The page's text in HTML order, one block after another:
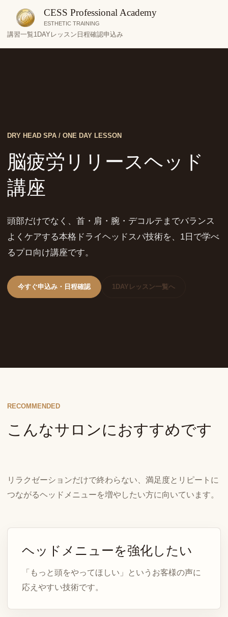
CESS Professional Academy
ESTHETIC TRAINING
講習一覧1DAYレッスン 日程確認申込み
DRY HEAD SPA / ONE DAY LESSON
脳疲労リリースヘッド
講座
頭部だけでなく、首・肩・腕・デコルテまでバランス
よくケアする本格ドライヘッドスパ技術を、1日で学べ
るプロ向け講座です。
今すぐ申込み・日程確認 1DAYレッスン一覧へ
RECOMMENDED
こんなサロンにおすすめです
リラクゼーションだけで終わらない、満足度とリピートに
つながるヘッドメニューを増やしたい方に向いています。
ヘッドメニューを強化したい
「もっと頭をやってほしい」というお客様の声に
応えやすい技術です。